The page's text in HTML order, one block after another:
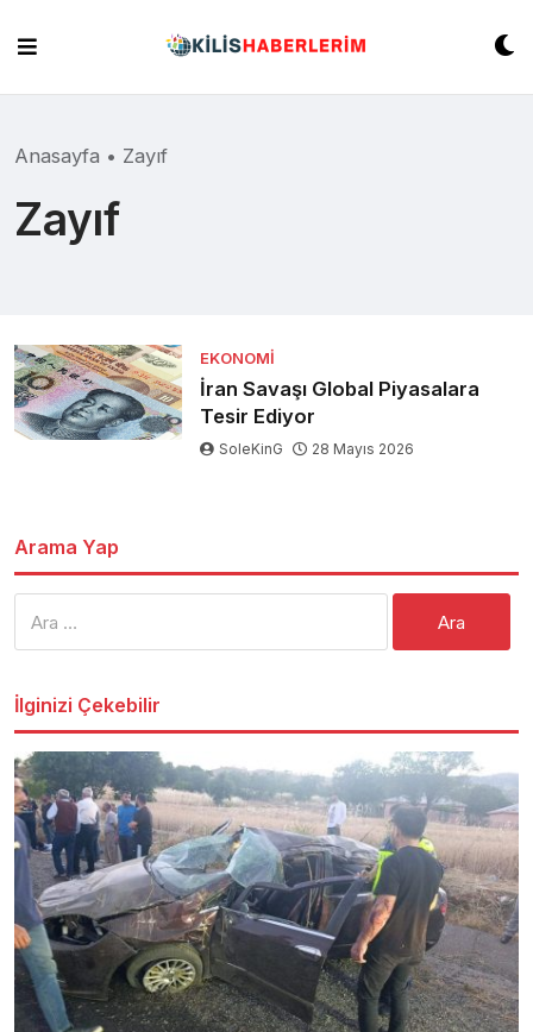
content
Anasayfa • Zayıf
Zayıf
EKONOMI
İran Savaşı Global Piyasalara
Tesir Ediyor
SoleKinG 28 Mayıs 2026
Arama Yap
İlginizi Çekebilir